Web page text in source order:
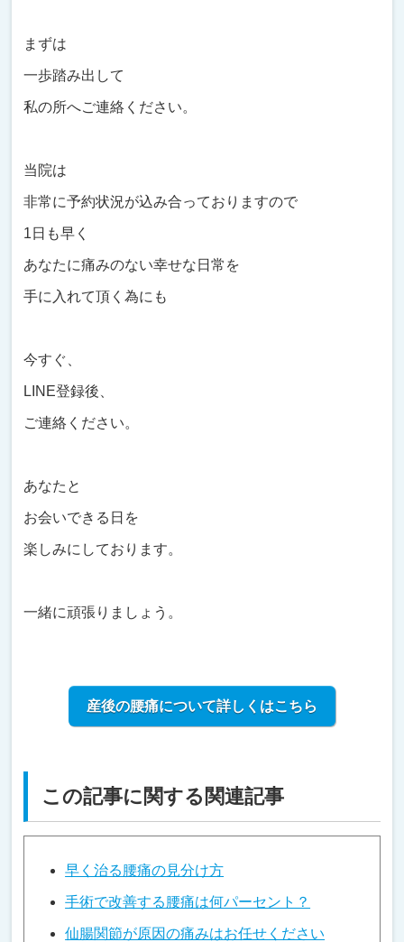
まずは
一歩踏み出して
私の所へご連絡ください。
当院は
非常に予約状況が込み合っておりますので
1日も早く
あなたに痛みのない幸せな日常を
手に入れて頂く為にも
今すぐ、
LINE登録後、
ご連絡ください。
あなたと
お会いできる日を
楽しみにしております。
一緒に頑張りましょう。
産後の腰痛について詳しくはこちら
この記事に関する関連記事
早く治る腰痛の見分け方
手術で改善する腰痛は何パーセント？
仙腸関節が原因の痛みはお任せください